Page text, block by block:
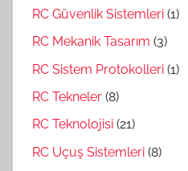
RC Güvenlik Sistemleri (1)
RC Mekanik Tasarım (3)
RC Sistem Protokolleri (1)
RC Tekneler (8)
RC Teknolojisi (21)
RC Uçuş Sistemleri (8)